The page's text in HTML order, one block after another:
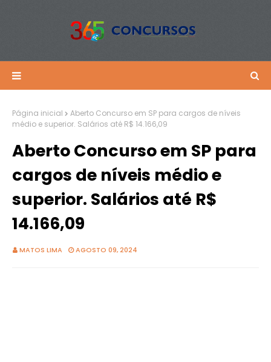
Página inicial
Aberto Concurso em SP para cargos de níveis
médio e superior. Salários até R$ 14.166,09
Aberto Concurso em SP para
cargos de níveis médio e
superior. Salários até R$
14.166,09
MATOS LIMA AGOSTO 09, 2024